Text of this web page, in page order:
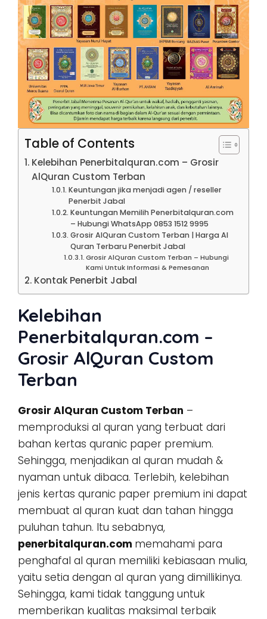
Table of Contents
Kelebihan Penerbitalquran.com – Grosir
AlQuran Custom Terban
Keuntungan jika menjadi agen / reseller
Penerbit Jabal
Keuntungan Memilih Penerbitalquran.com
– Hubungi WhatsApp 0853 1512 9995
Grosir AlQuran Custom Terban | Harga Al
Quran Terbaru Penerbit Jabal
Grosir AlQuran Custom Terban – Hubungi
Kami Untuk Informasi & Pemesanan
Kontak Penerbit Jabal
Kelebihan
Penerbitalquran.com –
Grosir AlQuran Custom
Terban
Grosir AlQuran Custom Terban –
memproduksi al quran yang terbuat dari
bahan kertas quranic paper premium.
Sehingga, menjadikan al quran mudah &
nyaman untuk dibaca. Terlebih, kelebihan
jenis kertas quranic paper premium ini dapat
membuat al quran kuat dan tahan hingga
puluhan tahun. Itu sebabnya,
penerbitalquran.com memahami para
penghafal al quran memiliki kebiasaan mulia,
yaitu setia dengan al quran yang dimillikinya.
Sehingga, kami tidak tanggung untuk
memberikan kualitas maksimal terbaik